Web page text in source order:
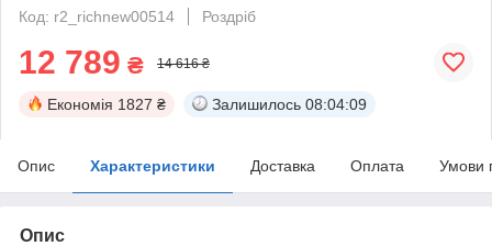
Код: r2_richnew00514
Роздріб
12 789 ₴ 14 616 ₴
Економія 1827 ₴ Залишилось 08:04:09
Опис Характеристики Доставка Оплата Умови
Опис